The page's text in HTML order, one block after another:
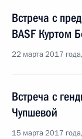
Встреча с
BASF Куртом
22 марта 2017
Встреча с
Чупшевой
15 марта 2017